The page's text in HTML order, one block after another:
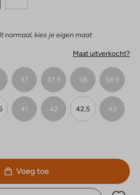
normaal, kies je eigen maat
Maat uitverkocht?
37 37,5 38 38,5
41 42 42,5 43
Voeg toe